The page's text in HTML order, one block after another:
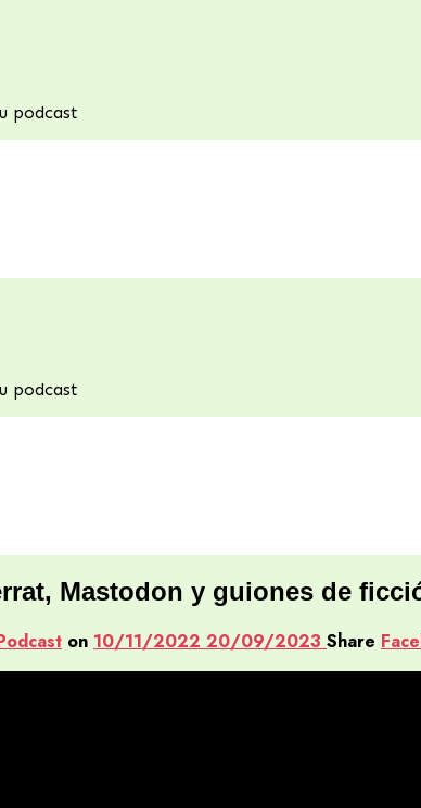
podcast
podcast
Mastodon y guiones de
on 10/11/2022 20/09/2023 Share